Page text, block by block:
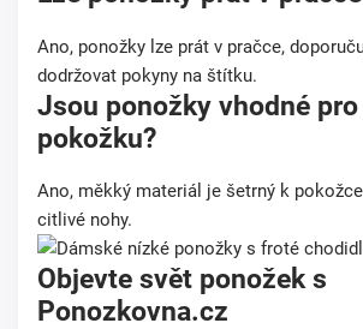
Ano, ponožky lze prát v pračce,
dodržovat pokyny na štítku.
Jsou ponožky vhodné
pokožku?
Ano, měkký materiál je šetrný k
citlivé nohy.
Objevte svět ponožek s
Ponozkovna.cz